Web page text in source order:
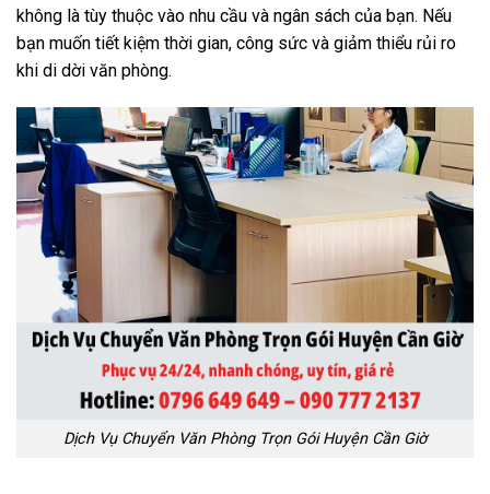
không là tùy thuộc vào nhu cầu và ngân sách của bạn. Nếu
bạn muốn tiết kiệm thời gian, công sức và giảm thiểu rủi ro
khi di dời văn phòng.
Dịch Vụ Chuyển Văn Phòng Trọn Gói Huyện Cần Giờ